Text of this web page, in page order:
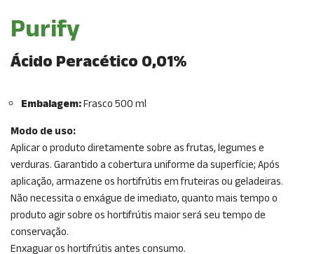
Purify
Ácido Peracético 0,01%
Embalagem:Frasco 500 ml
Modo de uso:
Aplicar o produto diretamente sobre as frutas, legumes e
verduras. Garantido a cobertura uniforme da superfície; Após
aplicação, armazene os hortifrútis em fruteiras ou geladeiras.
Não necessita o enxágue de imediato, quanto mais tempo o
produto agir sobre os hortifrútis maior será seu tempo de
conservação.
Enxaguar os hortifrútis antes consumo.